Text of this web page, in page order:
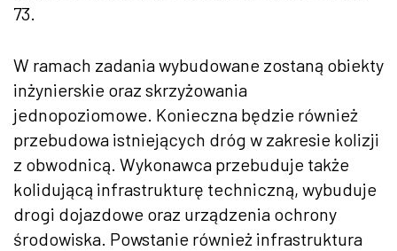
73.
W ramach zadania wybudowane zostaną obiekty
inżynierskie oraz skrzyżowania
jednopoziomowe. Konieczna będzie również
przebudowa istniejących dróg w zakresie kolizji
z obwodnicą. Wykonawca przebuduje także
kolidującą infrastrukturę techniczną, wybuduje
drogi dojazdowe oraz urządzenia ochrony
środowiska. Powstanie również infrastruktura